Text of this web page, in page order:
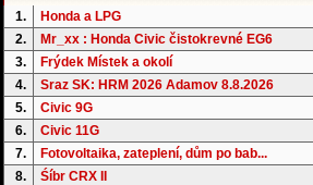
1. Honda a LPG
2. Mr_xx : Honda Civic čistokrevné EG6
3. Frýdek Místek a okolí
4. Sraz SK: HRM 2026 Adamov 8.8.2026
5. Civic 9G
6. Civic 11G
7. Fotovoltaika, zateplení, dům po bab...
8. Śíbr CRX II